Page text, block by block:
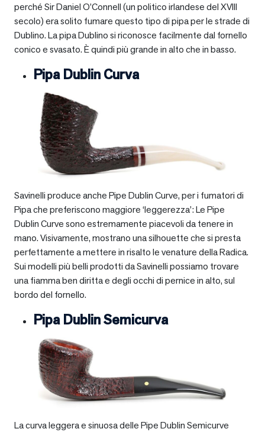
perché Sir Daniel O’Connell (un politico irlandese del XVIII
secolo) era solito fumare questo tipo di pipa per le strade di
Dublino. La pipa Dublino si riconosce facilmente dal fornello
conico e svasato. È quindi più grande in alto che in basso.
Pipa Dublin Curva
Savinelli produce anche Pipe Dublin Curve, per i fumatori di
Pipa che preferiscono maggiore ‘leggerezza’: Le Pipe
Dublin Curve sono estremamente piacevoli da tenere in
mano. Visivamente, mostrano una silhouette che si presta
perfettamente a mettere in risalto le venature della Radica.
Sui modelli più belli prodotti da Savinelli possiamo trovare
una fiamma ben diritta e degli occhi di pernice in alto, sul
bordo del fornello.
Pipa Dublin Semicurva
La curva leggera e sinuosa delle Pipe Dublin Semicurve